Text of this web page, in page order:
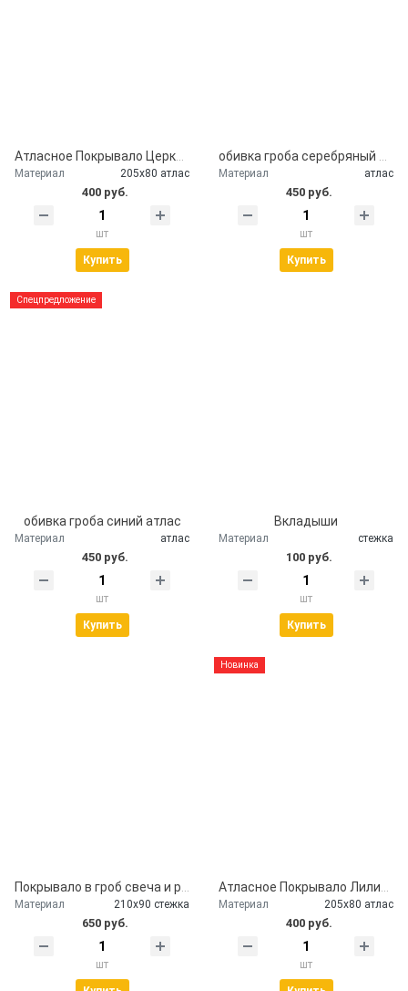
Материал 205х80 атлас
400 руб.
шт
Купить
Материал атлас
450 руб.
шт
Купить
Спецпредложение
обивка гроба синий атлас
Материал атлас
450 руб.
шт
Купить
Вкладыши
Материал стежка
100 руб.
шт
Купить
Материал 210х90 стежка
650 руб.
шт
Новинка
Материал 205х80 атлас
400 руб.
шт